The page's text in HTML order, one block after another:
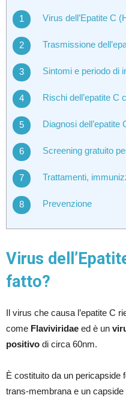
Virus dell’Epatite C
Trasmissione
Sintomi e periodo di
Rischi dell’epatite C
Diagnosi dell’epatite
Screening gratuito
Trattamenti,
Prevenzione
Virus
fatto?
Il virus che causa l’epatite C
come Flaviviridae ed è un
positivo di circa 60nm.
È costituito da un pericapside
trans-membrana e un